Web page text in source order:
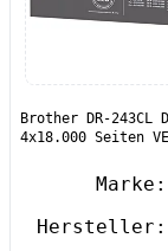
Brother DR-243CL
4x18.000 Seiten
Marke:
Hersteller: